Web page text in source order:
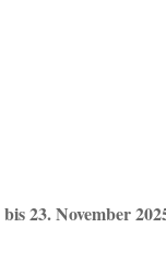
bis 23. November